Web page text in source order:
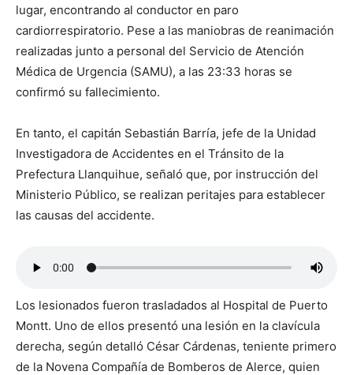
lugar, encontrando al conductor en paro
cardiorrespiratorio. Pese a las maniobras de reanimación
realizadas junto a personal del Servicio de Atención
Médica de Urgencia (SAMU), a las 23:33 horas se
confirmó su fallecimiento.
En tanto, el capitán Sebastián Barría, jefe de la Unidad
Investigadora de Accidentes en el Tránsito de la
Prefectura Llanquihue, señaló que, por instrucción del
Ministerio Público, se realizan peritajes para establecer
las causas del accidente.
Los lesionados fueron trasladados al Hospital de Puerto
Montt. Uno de ellos presentó una lesión en la clavícula
derecha, según detalló César Cárdenas, teniente primero
de la Novena Compañía de Bomberos de Alerce, quien